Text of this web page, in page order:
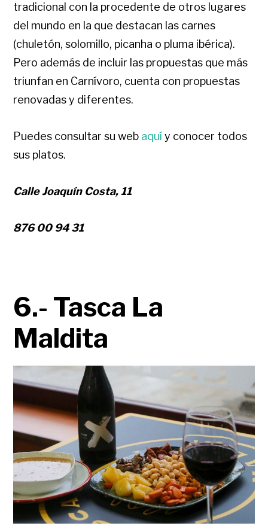
tradicional con la procedente de otros lugares
del mundo en la que destacan las carnes
(chuletón, solomillo, picanha o pluma ibérica).
Pero además de incluir las propuestas que más
triunfan en Carnívoro, cuenta con propuestas
renovadas y diferentes.
Puedes consultar su web aquíy conocer todos
sus platos.
Calle Joaquín Costa, 11
876 00 94 31
6.- Tasca La
Maldita